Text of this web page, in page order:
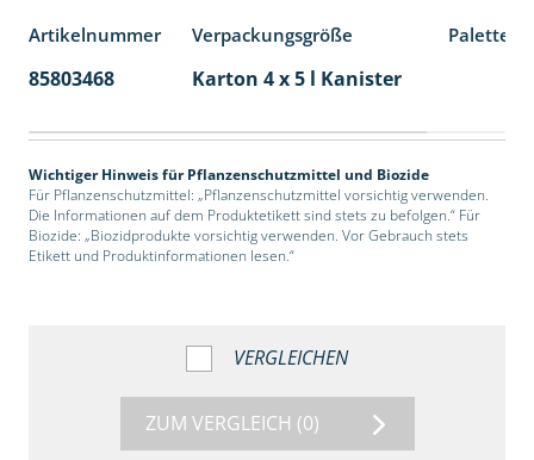
Artikelnummer Verpackungsgröße
85803468 Karton 4 x 5 l Kanister
Wichtiger Hinweis für Pflanzenschutzmittel und Biozide
Für Pflanzenschutzmittel: „Pflanzenschutzmittel vorsichtig verwenden.
Die Informationen auf dem Produktetikett sind stets zu befolgen.“ Für
Biozide: „Biozidprodukte vorsichtig verwenden. Vor Gebrauch stets
Etikett und Produktinformationen lesen.“
VERGLEICHEN
ZUM VERGLEICH (0)